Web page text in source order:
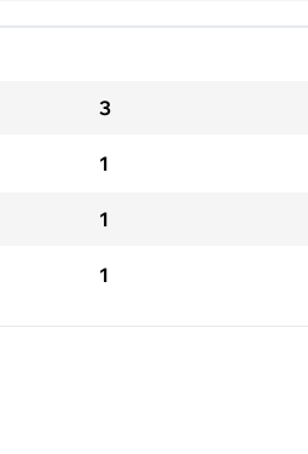
3
1
1
1